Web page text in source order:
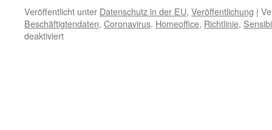
Veröffentlicht unter Datenschutz in der EU, Veröffentlichung |
Beschäftigtendaten, Coronavirus, Homeoffice, Richtlinie,
deaktiviertfür